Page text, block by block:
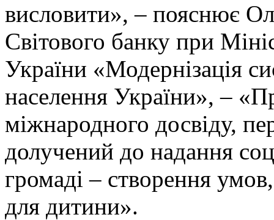
висловити», – пояснює
Світового банку при
України «Модернізація
населення України», –
міжнародного досвіду,
долучений до надання
громаді – створення
для дитини».